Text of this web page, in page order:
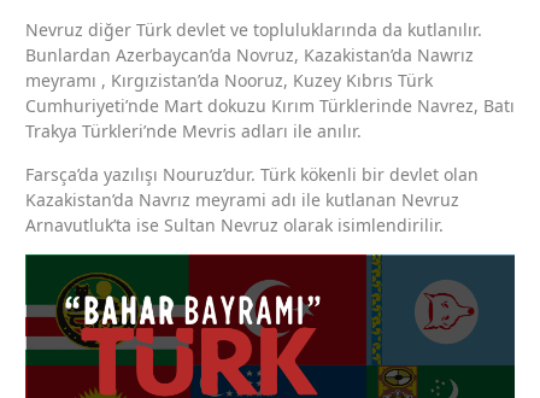
Nevruz diğer Türk devlet ve topluluklarında da kutlanılır.
Bunlardan Azerbaycan’da Novruz, Kazakistan’da Nawrız
meyramı , Kırgızistan’da Nooruz, Kuzey Kıbrıs Türk
Cumhuriyeti’nde Mart dokuzu Kırım Türklerinde Navrez, Batı
Trakya Türkleri’nde Mevris adları ile anılır.
Farsça’da yazılışı Nouruz’dur. Türk kökenli bir devlet olan
Kazakistan’da Navrız meyrami adı ile kutlanan Nevruz
Arnavutluk’ta ise Sultan Nevruz olarak isimlendirilir.